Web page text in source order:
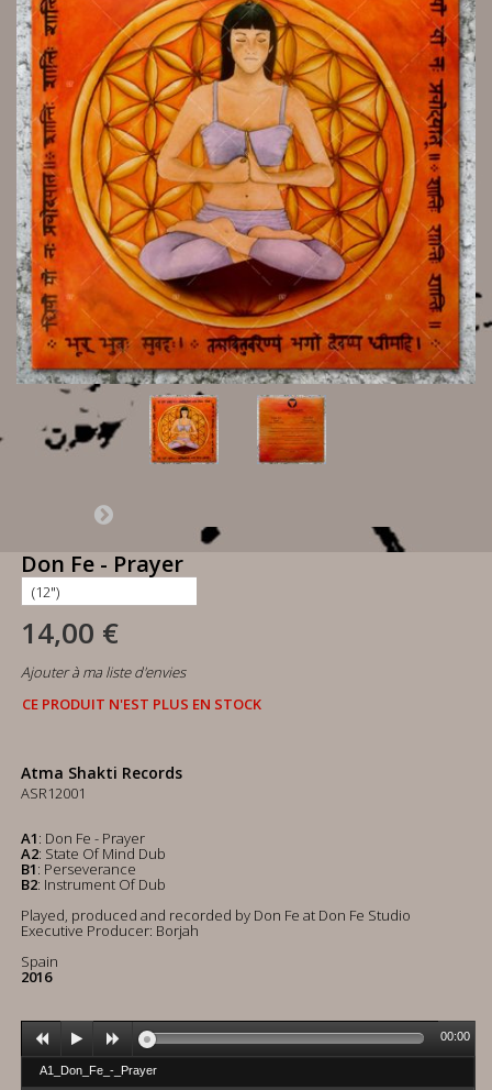
Don Fe - Prayer
14,00 €
Ajouter à ma liste d'envies
CE PRODUIT N'EST PLUS EN STOCK
Atma Shakti Records
ASR12001
A1: Don Fe - Prayer
A2: State Of Mind Dub
B1: Perseverance
B2: Instrument Of Dub
Played, produced and recorded by Don Fe at Don Fe Studio
Executive Producer: Borjah
Spain
2016
A1_Don_Fe_-_Prayer
00:00